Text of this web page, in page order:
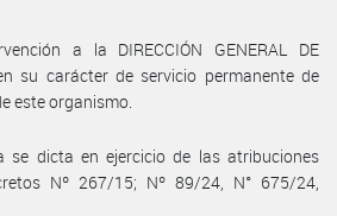
a la DIRECCIÓN GENERAL DE
en su carácter de servicio permanente de
este organismo.
se dicta en ejercicio de las atribuciones
Nº 267/15; Nº 89/24, N° 675/24,